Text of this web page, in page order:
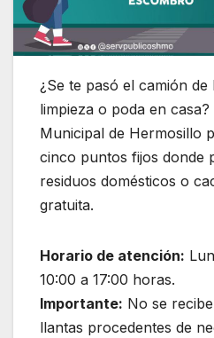
¿Se te pasó el camión de
limpieza o poda en
Municipal de Hermosillo
cinco puntos fijos donde
residuos domésticos o
gratuita.
Horario de atención:
10:00 a 17:00 horas.
Importante: No se
llantas procedentes de